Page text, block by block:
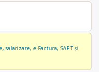
e-Factura, SAF-T și